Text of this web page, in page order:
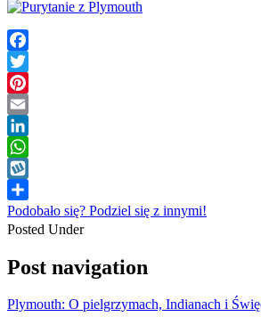
Facebook
Twitter
Pinterest
Email
LinkedIn
WhatsApp
Wykop
Podobało się? Podziel się z innymi!
Posted Under
Post navigation
Plymouth: O pielgrzymach, Indianach i